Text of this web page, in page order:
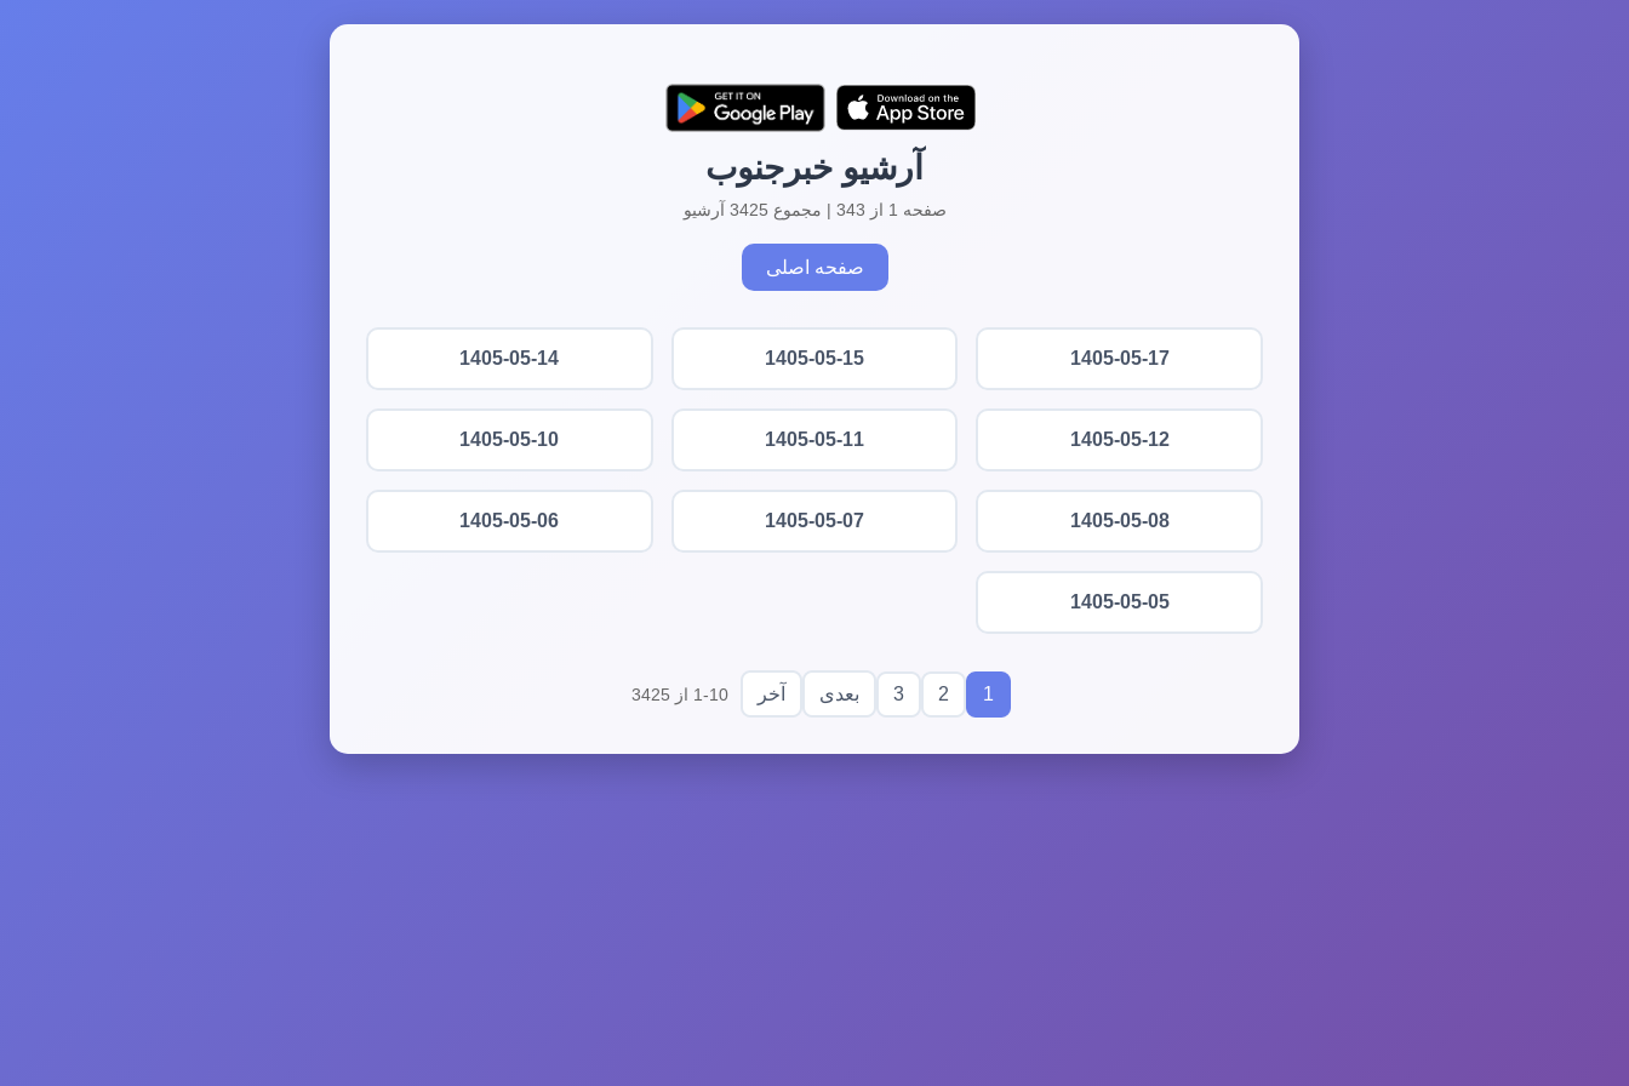
آرشیو خبرجنوب
صفحه 1 از 343 | مجموع 3425 آرشیو
صفحه اصلی
1405-05-17
1405-05-15
1405-05-14
1405-05-12
1405-05-11
1405-05-10
1405-05-08
1405-05-07
1405-05-06
1405-05-05
1
2
3 بعدی آخر 1-10 از 3425